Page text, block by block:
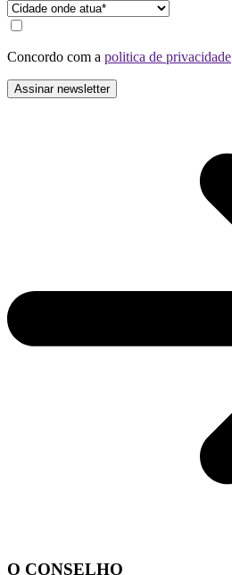
Concordo com a politica de privacidade
O CONSELHO